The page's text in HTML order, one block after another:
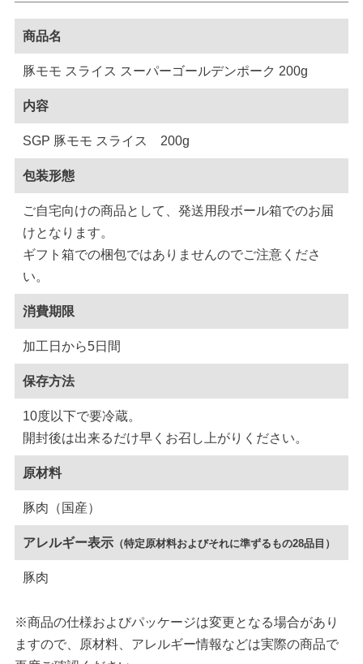
商品名
豚モモ スライス スーパーゴールデンポーク 200g
内容
SGP 豚モモ スライス 200g
包装形態
ご自宅向けの商品として、発送用段ボール箱でのお届
けとなります。
ギフト箱での梱包ではありませんのでご注意くださ
い。
消費期限
加工日から5日間
保存方法
10度以下で要冷蔵。
開封後は出来るだけ早くお召し上がりください。
原材料
豚肉（国産）
アレルギー表示 （特定原材料およびそれに準ずるもの28品目）
豚肉
※商品の仕様およびパッケージは変更となる場合があり
ますので、原材料、アレルギー情報などは実際の商品で